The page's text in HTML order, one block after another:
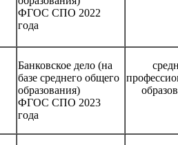
ФГОС СПО 2022
года
Банковское дело (на
базе среднего общего
образования)
ФГОС СПО 2023
года